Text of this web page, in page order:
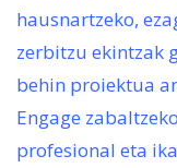
hausnartzeko,
zerbitzu ekintzak
behin proiektua
Engage
profesional eta